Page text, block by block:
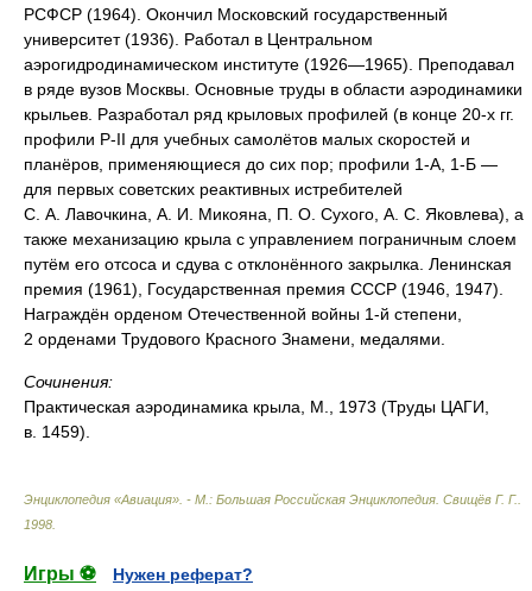
РСФСР (1964). Окончил Московский государственный
университет (1936). Работал в Центральном
аэрогидродинамическом институте (1926—1965). Преподавал
в ряде вузов Москвы. Основные труды в области аэродинамики
крыльев. Разработал ряд крыловых профилей (в конце 20-х гг.
профили P-II для учебных самолётов малых скоростей и
планёров, применяющиеся до сих пор; профили 1-А, 1-Б —
для первых советских реактивных истребителей
С. А. Лавочкина, А. И. Микояна, П. О. Сухого, А. С. Яковлева), а
также механизацию крыла с управлением пограничным слоем
путём его отсоса и сдува с отклонённого закрылка. Ленинская
премия (1961), Государственная премия СССР (1946, 1947).
Награждён орденом Отечественной войны 1-й степени,
2 орденами Трудового Красного Знамени, медалями.
Сочинения:
Практическая аэродинамика крыла, М., 1973 (Труды ЦАГИ,
в. 1459).
Энциклопедия «Авиация». - М.: Большая Российская Энциклопедия Свищёв Г. Г.
1998
Игры ⚽
Нужен реферат?